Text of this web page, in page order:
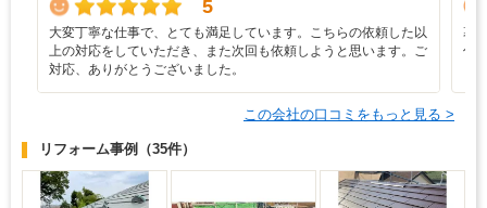
5
大変丁寧な仕事で、とても満足しています。こちらの依頼した以
上の対応をしていただき、また次回も依頼しようと思います。ご
対応、ありがとうございました。
幕
併
この会社の口コミをもっと見る >
リフォーム事例 （35件）